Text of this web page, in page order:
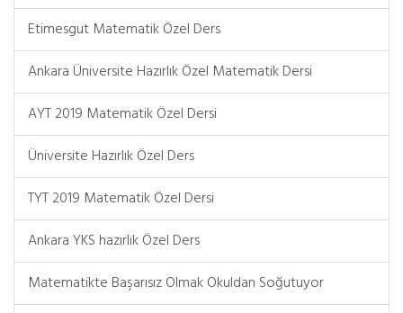
Etimesgut Matematik Özel Ders
Ankara Üniversite Hazırlık Özel Matematik Dersi
AYT 2019 Matematik Özel Dersi
Üniversite Hazırlık Özel Ders
TYT 2019 Matematik Özel Dersi
Ankara YKS hazırlık Özel Ders
Matematikte Başarısız Olmak Okuldan Soğutuyor